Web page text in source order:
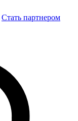
Стать партнером